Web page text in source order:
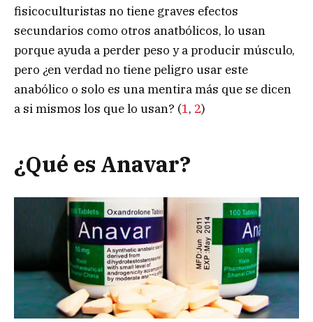
fisicoculturistas no tiene graves efectos
secundarios como otros anatbólicos, lo usan
porque ayuda a perder peso y a producir músculo,
pero ¿en verdad no tiene peligro usar este
anabólico o solo es una mentira más que se dicen
a si mismos los que lo usan? (1, 2)
¿Qué es Anavar?